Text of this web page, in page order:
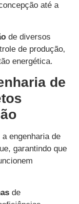
até a
de diversos
de produção,
energética.
de
engenharia de
garantindo que
de